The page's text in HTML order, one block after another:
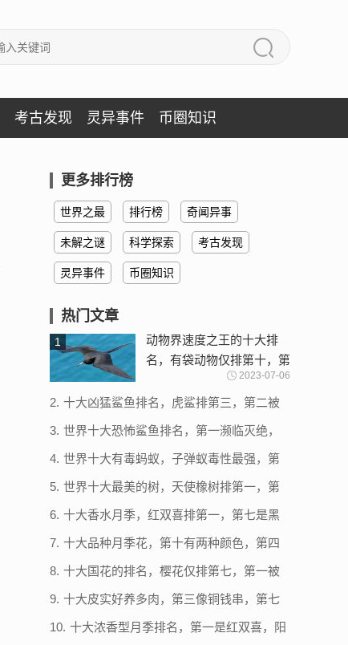
考古发现 灵异事件 币圈知识
更多排行榜
世界之最 排行榜 奇闻异事
未解之谜 科学探索 考古发现
灵异事件 币圈知识
热门文章
1
动物界速度之王的十大排
名，有袋动物仅排第十，第
2023-07-06
2. 十大凶猛鲨鱼排名，虎鲨排第三，第二被
3. 世界十大恐怖鲨鱼排名，第一濒临灭绝，
4. 世界十大有毒蚂蚁，子弹蚁毒性最强，第
5. 世界十大最美的树，天使橡树排第一，第
6. 十大香水月季，红双喜排第一，第七是黑
7. 十大品种月季花，第十有两种颜色，第四
8. 十大国花的排名，樱花仅排第七，第一被
9. 十大皮实好养多肉，第三像铜钱串，第七
10. 十大浓香型月季排名，第一是红双喜，阳